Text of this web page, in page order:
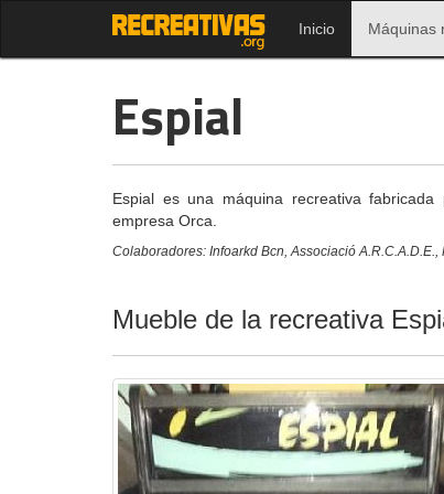
Inicio Máquinas
Espial
Espial es una máquina recreativa
empresa Orca.
Colaboradores: Infoarkd Bcn, Associació A.R.C.A.D.E.,
Mueble de la recreativa